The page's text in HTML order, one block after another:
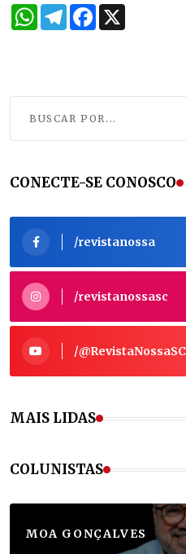
WhatsApp
TelegramFacebook
CONECTE-SE CONOSCO
/revistanossa
/revistanossasc
/@RevistaNossaSC
MAIS LIDAS
COLUNISTAS
MOA GONÇALVES